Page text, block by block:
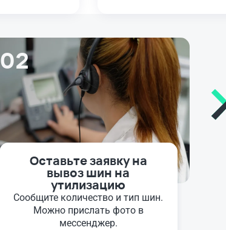
02
Оставьте заявку на
вывоз шин на
утилизацию
Сообщите количество и тип шин.
Можно прислать фото в
мессенджер.